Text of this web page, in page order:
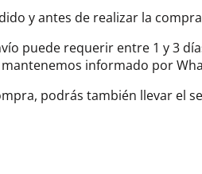
y antes de realizar la
puede requerir entre 1 y 3
informado por
podrás también llevar el